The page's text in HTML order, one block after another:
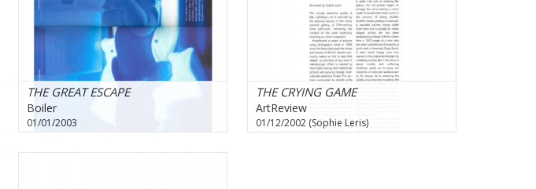
THE GREAT ESCAPE
Boiler
01/01/2003
THE CRYING GAME
ArtReview
01/12/2002 (Sophie Leris)